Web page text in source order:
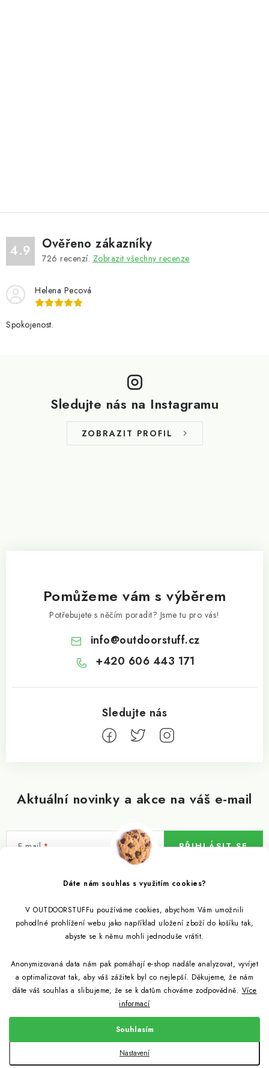
Dáte nám souhlas s využitím cookies?
V OUTDOORSTUFFu používáme cookies, abychom Vám umožnili
pohodlné prohlížení webu jako například uložení zboží do košíku tak,
abyste se k němu mohli jednoduše vrátit.
Anonymizovaná data nám pak pomáhají e-shop nadále analyzovat, vyvíjet
a optimalizovat tak, aby váš zážitek byl co nejlepší. Děkujeme, že nám
dáte váš souhlas a slibujeme, že se k datům chováme zodpovědně. Více
informací
Nastavení
Souhlasím
4.9 Ověřeno zákazníky
726 recenzí. Zobrazit všechny recenze
Helena Pecová
Spokojenost.
Sledujte nás na Instagramu
ZOBRAZIT PROFIL
Aktuální novinky a akce na váš e-mail
E-mail
Vložením e-mailu souhlasíte spodmínkami ochrany osobních údajů
PŘIHLÁSIT SE
Pomůžeme vám s výběrem
Potřebujete s něčím poradit? Jsme tu pro vás!
info@outdoorstuff.cz
+420 606 443 171
Informace pro vás
Věrnostní program
Reklamace
Citronela a její účinky
Binchotan a jeho čistící vlastnosti
Outdoor poradna
Udržitelně a s přírodou
Snažíme se co nejlépe jak pro zákazníky, tak pro přírodu
Vytvořil Shoptet
Outdoorstuff.cz. Všechna práva vyhrazena.